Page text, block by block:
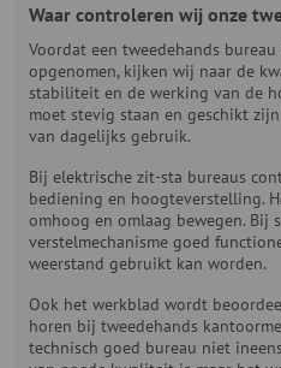
Waar controleren wij onze
Voordat een tweedehands
opgenomen, kijken wij naar de
stabiliteit en de werking van de
moet stevig staan en geschikt
van dagelijks gebruik.
Bij elektrische zit-sta bureaus
bediening en hoogteverstelling.
omhoog en omlaag bewegen.
verstelmechanisme goed
weerstand gebruikt kan worden.
Ook het werkblad wordt
horen bij tweedehands
technisch goed bureau niet